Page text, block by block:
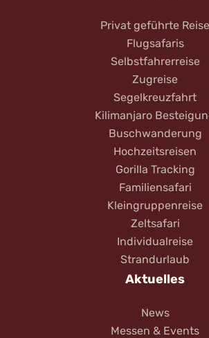
Privat geführte Reise
Flugsafaris
Selbstfahrerreise
Zugreise
Segelkreuzfahrt
Kilimanjaro
Buschwanderung
Hochzeitsreisen
Gorilla Tracking
Familiensafari
Kleingruppenreise
Zeltsafari
Individualreise
Strandurlaub
Aktuelles
News
Messen & Events